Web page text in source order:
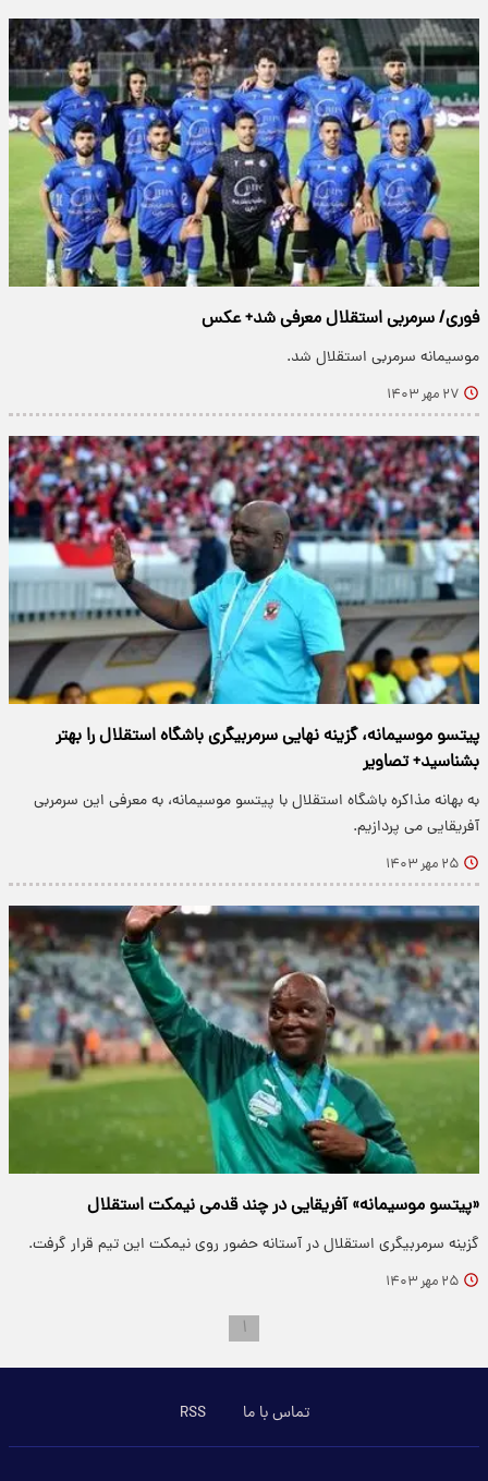
فوری/ سرمربی استقلال معرفی شد+ عکس
موسیمانه سرمربی استقلال شد.
۲۷ مهر ۱۴۰۳
پیتسو موسیمانه، گزینه نهایی سرمربیگری باشگاه استقلال را بهتر
بشناسید+ تصاویر
به بهانه مذاکره باشگاه استقلال با پیتسو موسیمانه، به معرفی این سرمربی
آفریقایی می پردازیم.
۲۵ مهر ۱۴۰۳
«پیتسو موسیمانه» آفریقایی در چند قدمی نیمکت استقلال
گزینه سرمربیگری استقلال در آستانه حضور روی نیمکت این تیم قرار گرفت.
۲۵ مهر ۱۴۰۳
۱
تماس با ما RSS